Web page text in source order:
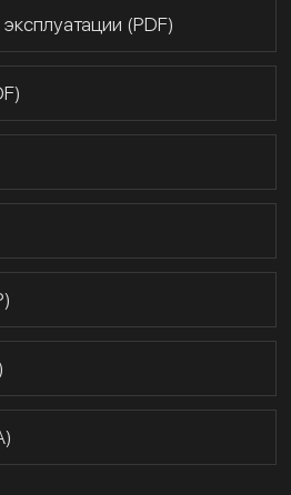
(PDF)